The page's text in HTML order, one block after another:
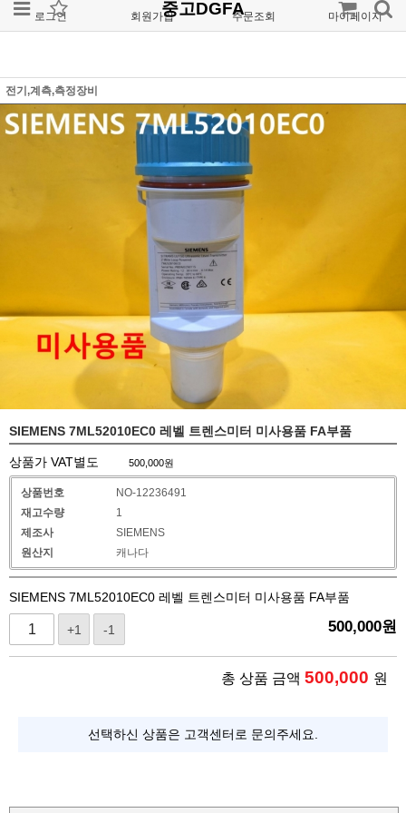
로그인 회원가입 주문조회 마이페이지
중고DGFA
전기,계측,측정장비
SIEMENS 7ML52010EC0 레벨 트렌스미터 미사용품 FA부품
상품가 VAT별도 500,000원
상품번호
NO-12236491
재고수량
1
제조사
SIEMENS
원산지
캐나다
SIEMENS 7ML52010EC0 레벨 트렌스미터 미사용품 FA부품
+1 -1 500,000원
총 상품 금액 500,000 원
선택하신 상품은 고객센터로 문의주세요.